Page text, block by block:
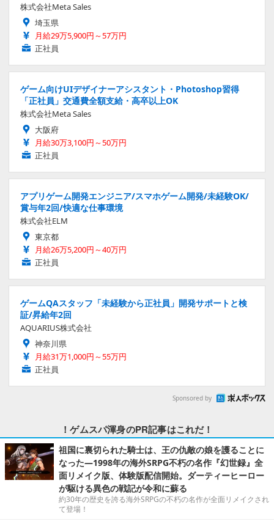
株式会社Meta Sales
埼玉県
月給29万5,900円～57万円
正社員
ゲーム向けUIデザイナーアシスタント・Photoshop習得
「正社員」交通費全額支給・高卒以上OK
株式会社Meta Sales
大阪府
月給30万3,100円～50万円
正社員
アプリゲーム開発エンジニア/スマホゲーム開発/未経験OK/
賞与年2回/快適な仕事環境
株式会社ELM
東京都
月給26万5,200円～40万円
正社員
ゲームQAスタッフ「未経験から正社員」開発サポートと検
証/昇給年2回
AQUARIUS株式会社
神奈川県
月給31万1,000円～55万円
正社員
Sponsored by
！ゲムスパ渾身のPR記事はこれだ！
祖国に裏切られた騎士は、王の仇敵の娘を護ることに
なった―1998年の海外SRPG不朽の名作『幻世録』全
面リメイク版、体験版配信開始。ダーティーヒーロー
が駆ける異色の戦記が令和に蘇る
約30年の歴史を誇る海外SRPGの不朽の名作が全面リメイクされ
て登場！